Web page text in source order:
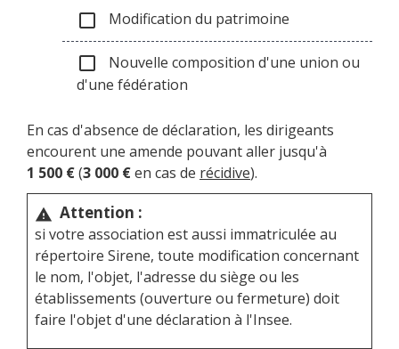
check_box_outline_blank Modification du patrimoine
check_box_outline_blank
Nouvelle composition d'une union ou
d'une fédération
En cas d'absence de déclaration, les dirigeants
encourent une amende pouvant aller jusqu'à
1 500 €(3 000 €en cas de récidive).
warning Attention :
si votre association est aussi immatriculée au
répertoire Sirene, toute modification concernant
le nom, l'objet, l'adresse du siège ou les
établissements (ouverture ou fermeture) doit
faire l'objet d'une déclaration à l'Insee.